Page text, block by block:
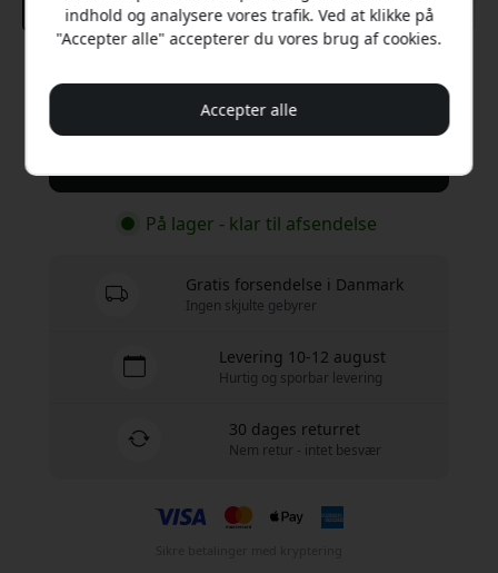
149 DKK
På lager - klar til afsendelse
Gratis forsendelse i Danmark
Ingen skjulte gebyrer
Levering 10-12 august
Hurtig og sporbar levering
30 dages returret
Nem retur - intet besvær
indhold og analysere vores trafik. Ved at klikke på
"Accepter alle" accepterer du vores brug af cookies.
Accepter alle